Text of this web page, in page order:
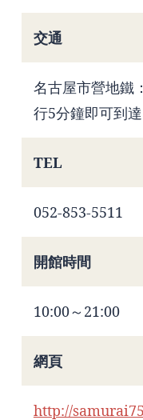
交通
名古屋市營地鐵
行5分鐘即可到達
TEL
052-853-5511
開館時間
10:00～21:00
網頁
http://